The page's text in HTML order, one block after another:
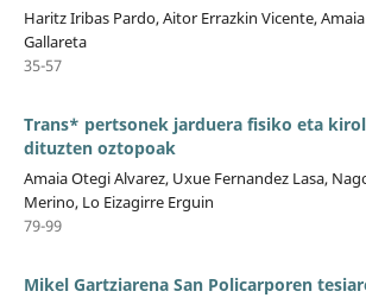
Haritz Iribas Pardo, Aitor Errazkin Vicente,
Gallareta
35-57
Trans* pertsonek jarduera fisiko eta
dituzten oztopoak
Amaia Otegi Alvarez, Uxue Fernandez Lasa,
Merino, Lo Eizagirre Erguin
79-99
Mikel Gartziarena San Policarporen